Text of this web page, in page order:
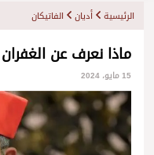
الرئيسية أديان الفاتيكان
ماذا نعرف عن الغفران
15 مايو، 2024